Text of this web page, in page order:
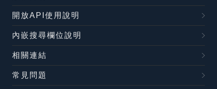
開放API使用說明
內嵌搜尋欄位說明
相關連結
常見問題